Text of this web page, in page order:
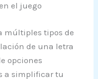
el juego
múltiples tipos de
de una letra
opciones
a simplificar tu